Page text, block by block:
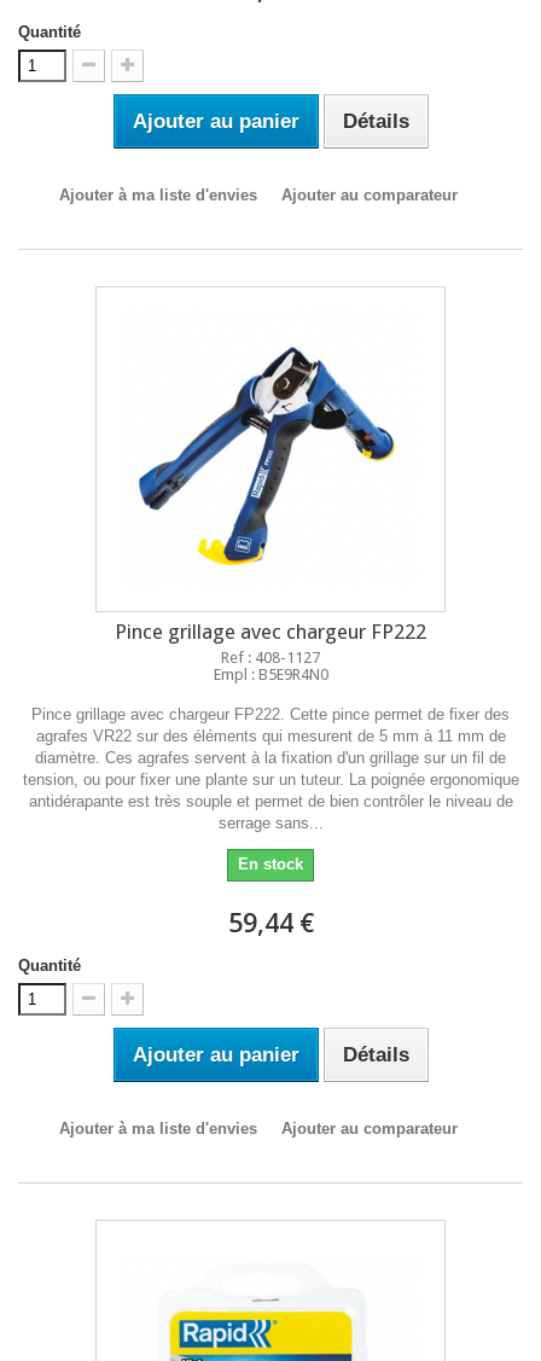
Quantité
Ajouter au panier Détails
Ajouter à ma liste d'envies Ajouter au comparateur
Pince grillage avec chargeur FP222
Ref : 408-1127
Empl : B5E9R4N0
Pince grillage avec chargeur FP222. Cette pince permet de fixer des
agrafes VR22 sur des éléments qui mesurent de 5 mm à 11 mm de
diamètre. Ces agrafes servent à la fixation d'un grillage sur un fil de
tension, ou pour fixer une plante sur un tuteur. La poignée ergonomique
antidérapante est très souple et permet de bien contrôler le niveau de
serrage sans...
En stock
59,44 €
Quantité
Ajouter au panier Détails
Ajouter à ma liste d'envies Ajouter au comparateur